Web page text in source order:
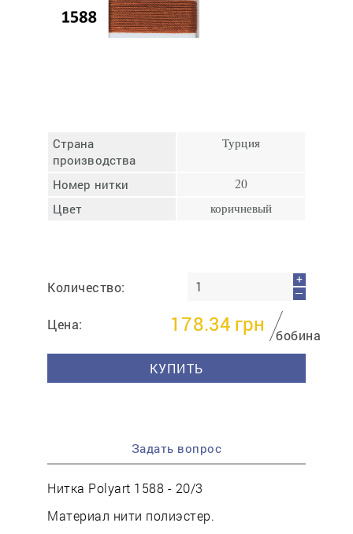
Страна
производства
Турция
Номер нитки 20
Цвет коричневый
Количество:
+
—
Цена: 178.34 грн
бобина
КУПИТЬ
Задать вопрос
Нитка Polyart 1588 - 20/3
Материал нити полиэстер.